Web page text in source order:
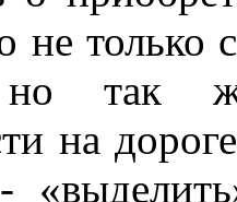
не только
но так
на
-